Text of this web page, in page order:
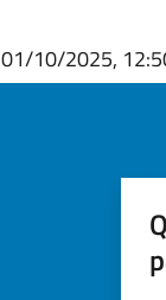
01/10/2025,